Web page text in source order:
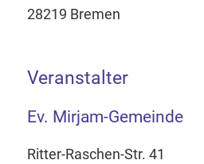
28219 Bremen
Veranstalter
Ev. Mirjam-Gemeinde
Ritter-Raschen-Str. 41